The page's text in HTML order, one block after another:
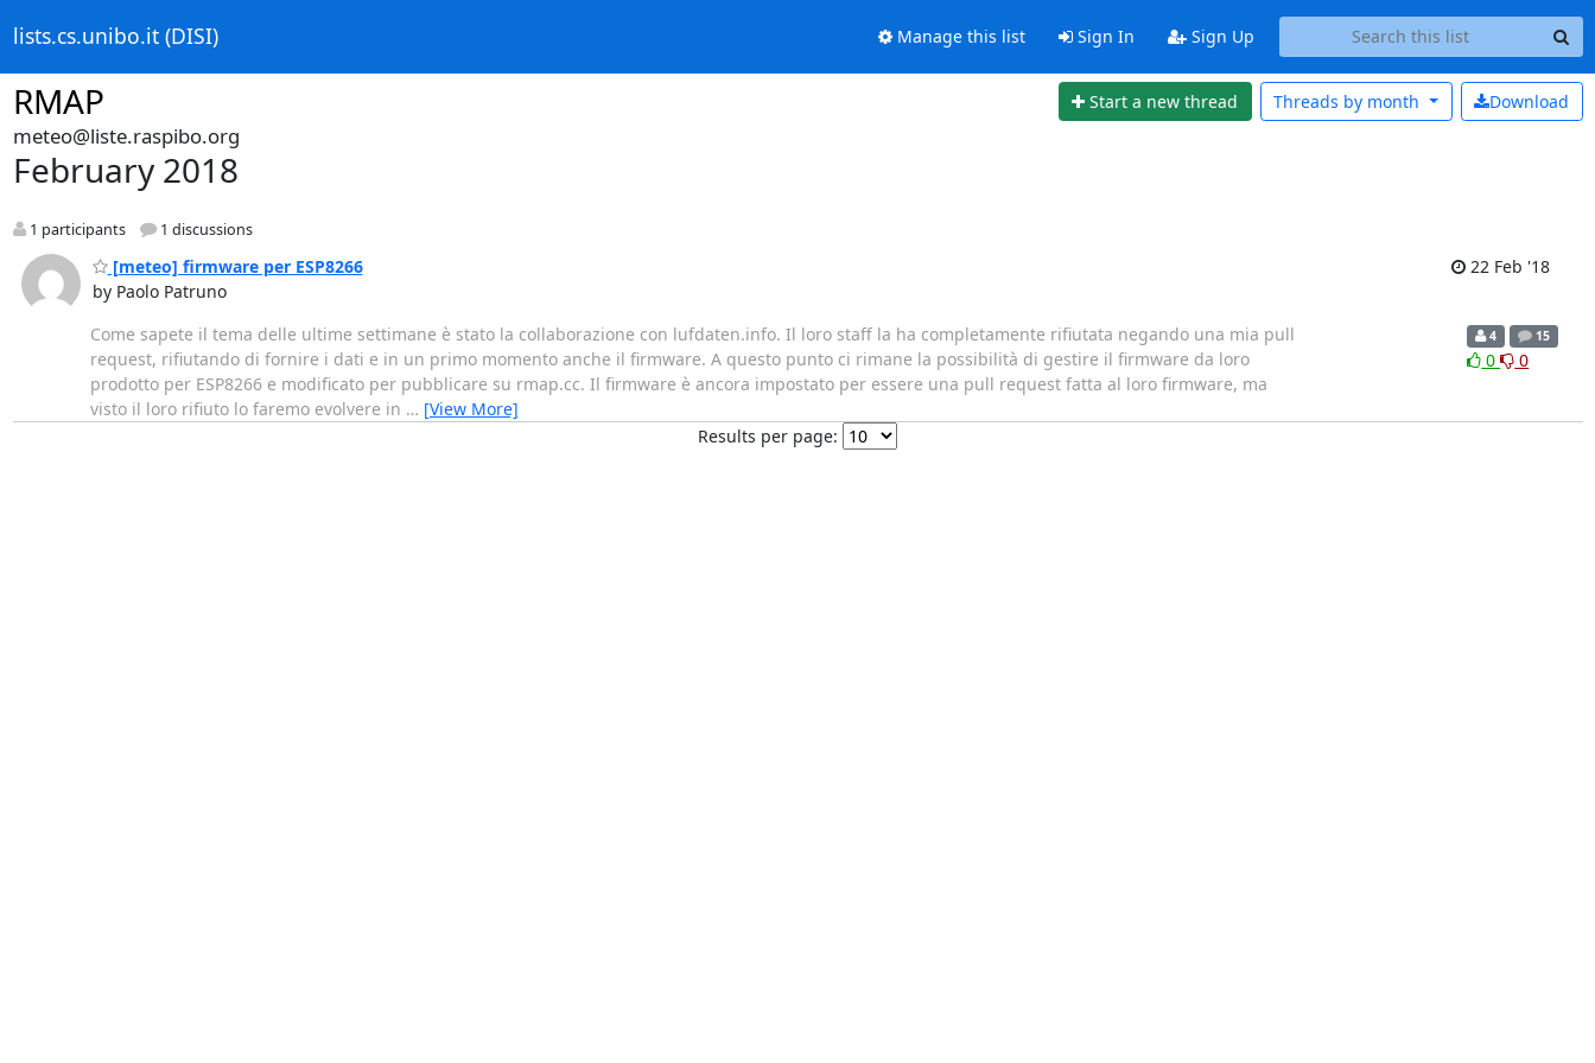
lists.cs.unibo.it (DISI) Manage this list Sign In Sign Up
RMAP Start a new thread Download
Threads by month
meteo@liste.raspibo.org
February 2018
1 participants 1 discussions
[meteo] firmware per ESP8266
by Paolo Patruno
22 Feb '18
Come sapete il tema delle ultime settimane è stato la collaborazione con lufdaten.info. Il loro staff la ha completamente rifiutata negando una mia pull
request, rifiutando di fornire i dati e in un primo momento anche il firmware. A questo punto ci rimane la possibilità di gestire il firmware da loro
prodotto per ESP8266 e modificato per pubblicare su rmap.cc. Il firmware è ancora impostato per essere una pull request fatta al loro firmware, ma
visto il loro rifiuto lo faremo evolvere in … [View More]
4 15
0 0
Results per page: